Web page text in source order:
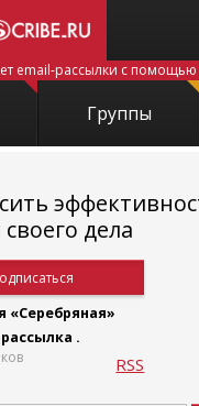
email-рассылки с помощью
Группы
дела
«Серебряная»
.
RSS